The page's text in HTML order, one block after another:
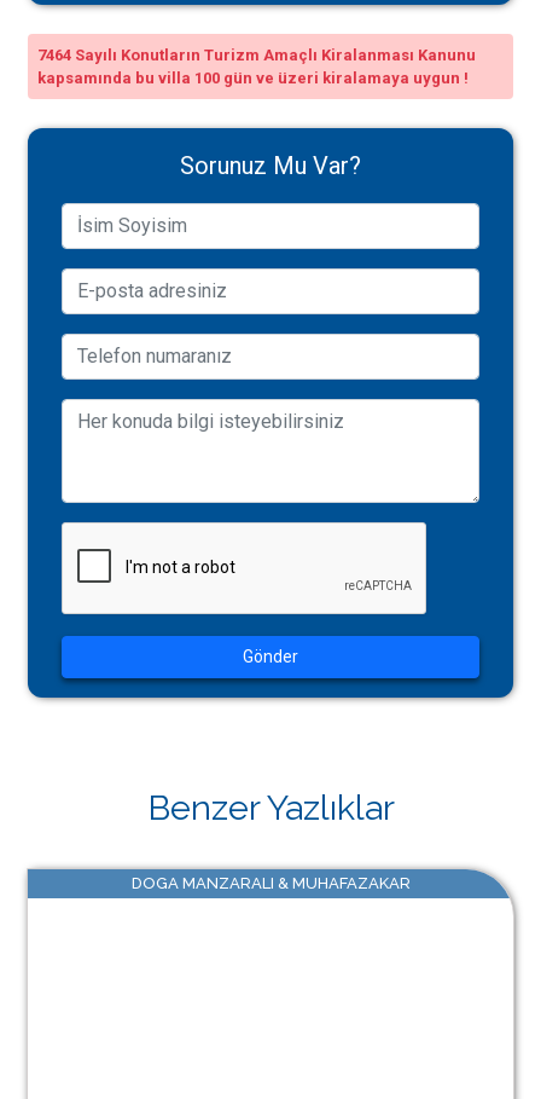
7464 Sayılı Konutların Turizm Amaçlı Kiralanması Kanunu
kapsamında bu villa 100 gün ve üzeri kiralamaya uygun !
Sorunuz Mu Var?
Gönder
Benzer Yazlıklar
DOGA MANZARALI & MUHAFAZAKAR